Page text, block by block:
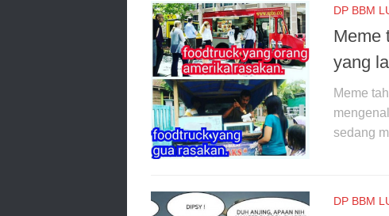
DP BBM
Meme
yang
Meme
sedang
DP BBM